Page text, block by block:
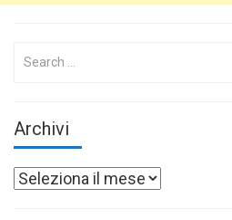
Search
Archivi
Archivi